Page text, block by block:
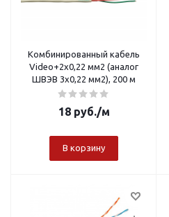
Комбинированный кабель
Video+2х0,22 мм2 (аналог
ШВЭВ 3х0,22 мм2), 200 м
18руб./м
В корзину